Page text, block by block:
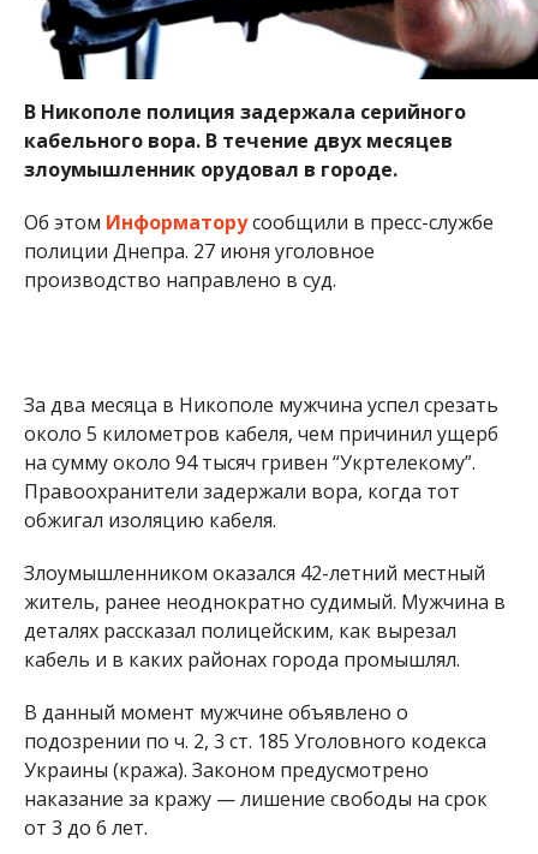
За два месяца в Никополе мужчина успел срезать
около 5 километров кабеля, чем причинил ущерб
на сумму около 94 тысяч гривен “Укртелекому”.
Правоохранители задержали вора, когда тот
обжигал изоляцию кабеля.
Злоумышленником оказался 42-летний местный
житель, ранее неоднократно судимый. Мужчина в
деталях рассказал полицейским, как вырезал
подозрении по ч. 2, 3 ст. 185 Уголовного кодекса
Украины (кража). Законом предусмотрено
наказание за кражу — лишение свободы на срок
от 3 до 6 лет.